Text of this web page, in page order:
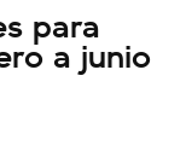
para
a junio